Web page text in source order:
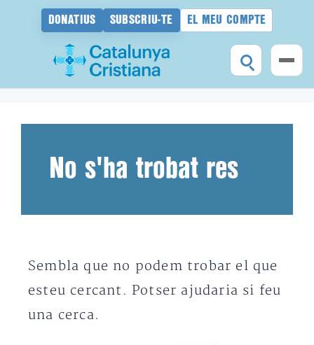
DONATIUS SUBSCRIU-TE EL MEU COMPTE
No s'ha trobat res
Sembla que no podem trobar el que
esteu cercant. Potser ajudaria si feu
una cerca.